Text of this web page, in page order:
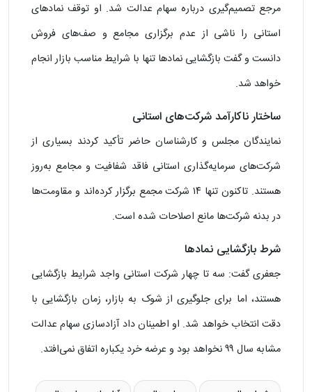
مرجع تصمیم‌گیری درباره سهام عدالت شد. او توقف نمادهای
استانی را ناشی از عدم برگزاری مجامع و صف‌های فروش
دانست و گفت بازگشایی نمادها تنها با شرایط مناسب بازار انجام
خواهد شد.
ساختار ناکارآمد شرکت‌های استانی
نمایندگان مجلس و کارشناسان حاضر تأکید کردند بسیاری از
شرکت‌های سرمایه‌گذاری استانی فاقد شفافیت و مجامع به‌روز
هستند. تاکنون تنها ۱۴ شرکت مجمع برگزار کرده‌اند و مقاومت‌ها
در بدنه شرکت‌ها مانع اصلاحات شده است.
شرط بازگشایی نمادها
جعفری گفت: سه تا چهار شرکت استانی واجد شرایط بازگشایی
هستند، اما برای جلوگیری از شوک به بازار، زمان بازگشایی با
دقت انتخاب خواهد شد. او اطمینان داد آزادسازی سهام عدالت
مشابه سال ۹۹ نخواهد بود و عرضه خرد یکباره اتفاق نمی‌افتد.